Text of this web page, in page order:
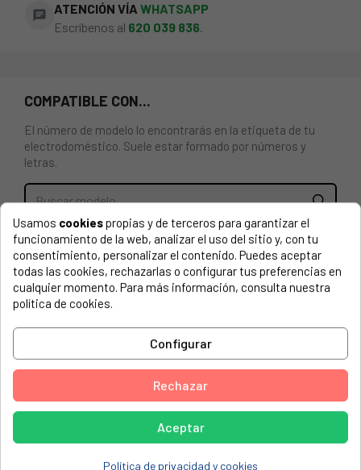
chat ATENCIÓN VÍA WHATSAPP
Escríbenos al 620 039 836
COMPATIBLE CON...
El número de modelo lo encontrarás en la etiqueta de tu
electrodoméstico. Suele estar formado por números y
letras.
RESISTENCIA PARA LAVADORA HAIER, CANDY, HOOVER,
49049479
CANDY, 31011208 LB D480X CE
CANDY, 31011216 LB 180X CE
CANDY, 31011224 LB D489X CE
CANDY, 31020177 BR 410B8-S
CANDY, 31020178 BR 48B6-S
CANDY, 31020251 BS 49SB8-S
Usamos cookiespropias y de terceros para garantizar el
funcionamiento de la web, analizar el uso del sitio y, con tu
consentimiento, personalizar el contenido. Puedes aceptar
todas las cookies, rechazarlas o configurar tus preferencias en
cualquier momento. Para más información, consulta nuestra
política de cookies.
Configurar
Rechazar
Aceptar
Política de privacidad y cookies